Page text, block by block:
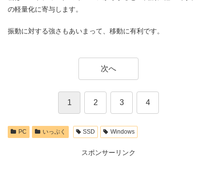
の軽量化に寄与します。
振動に対する強さもあいまって、移動に有利です。
次へ
1 2 3 4
PC いっぷく SSD Windows
スポンサーリンク